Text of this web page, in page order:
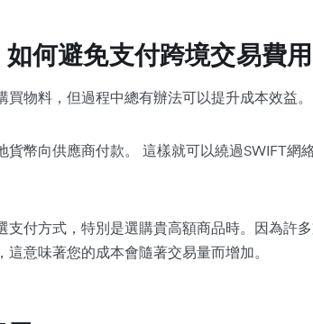
何避免支付跨境交易費用
物料，但過程中總有辦法可以提升成本效益。
幣向供應商付款。 這樣就可以繞過SWIFT網
支付方式，特別是選購貴高額商品時。因為許
意味著您的成本會隨著交易量而增加。